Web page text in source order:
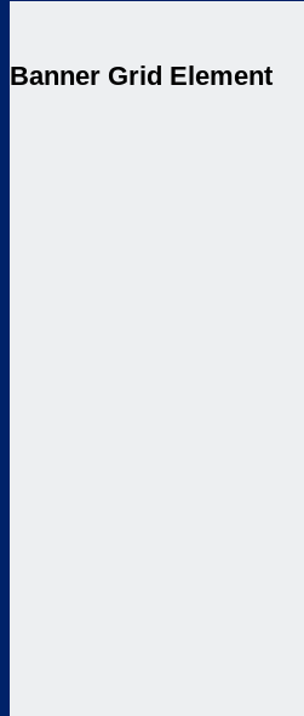
Banner Grid Element